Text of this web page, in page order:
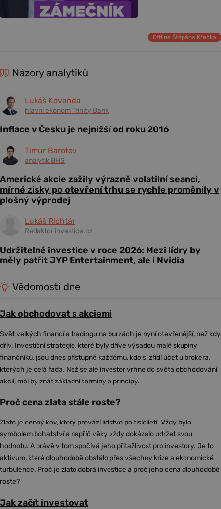
Offline Štěpána Křečka
Názory analytiků
Lukáš Kovanda
hlavní ekonom Trinity Bank
Inflace v Česku je nejnižší od roku 2016
Timur Barotov
analytik BHS
Americké akcie zažily výrazně volatilní seanci,
mírné zisky po otevření trhu se rychle proměnily v
plošný výprodej
Lukáš Richtár
Redaktor investice.cz
Udržitelné investice v roce 2026: Mezi lídry by
měly patřit JYP Entertainment, ale i Nvidia
Vědomosti dne
Jak obchodovat s akciemi
Svět velkých financí a tradingu na burzách je nyní otevřenější, než kdy
dřív. Investiční strategie, které byly dříve výsadou malé skupiny
finančníků, jsou dnes přístupné každému, kdo si zřídí účet u brokera,
kterých je celá řada. Než se ale investor vrhne do světa obchodování
akcií, měl by znát základní termíny a principy.
Proč cena zlata stále roste?
Zlato je cenný kov, který provází lidstvo po tisíciletí. Vždy bylo
symbolem bohatství a napříč věky vždy dokázalo udržet svou
hodnotu. A právě v tom spočívá jeho přitažlivost pro investory. Je to
aktivum, které dlouhodobě obstálo přes všechny krize a ekonomické
turbulence. Proč je zlato dobrá investice a proč jeho cena dlouhodobě
roste?
Jak začít investovat